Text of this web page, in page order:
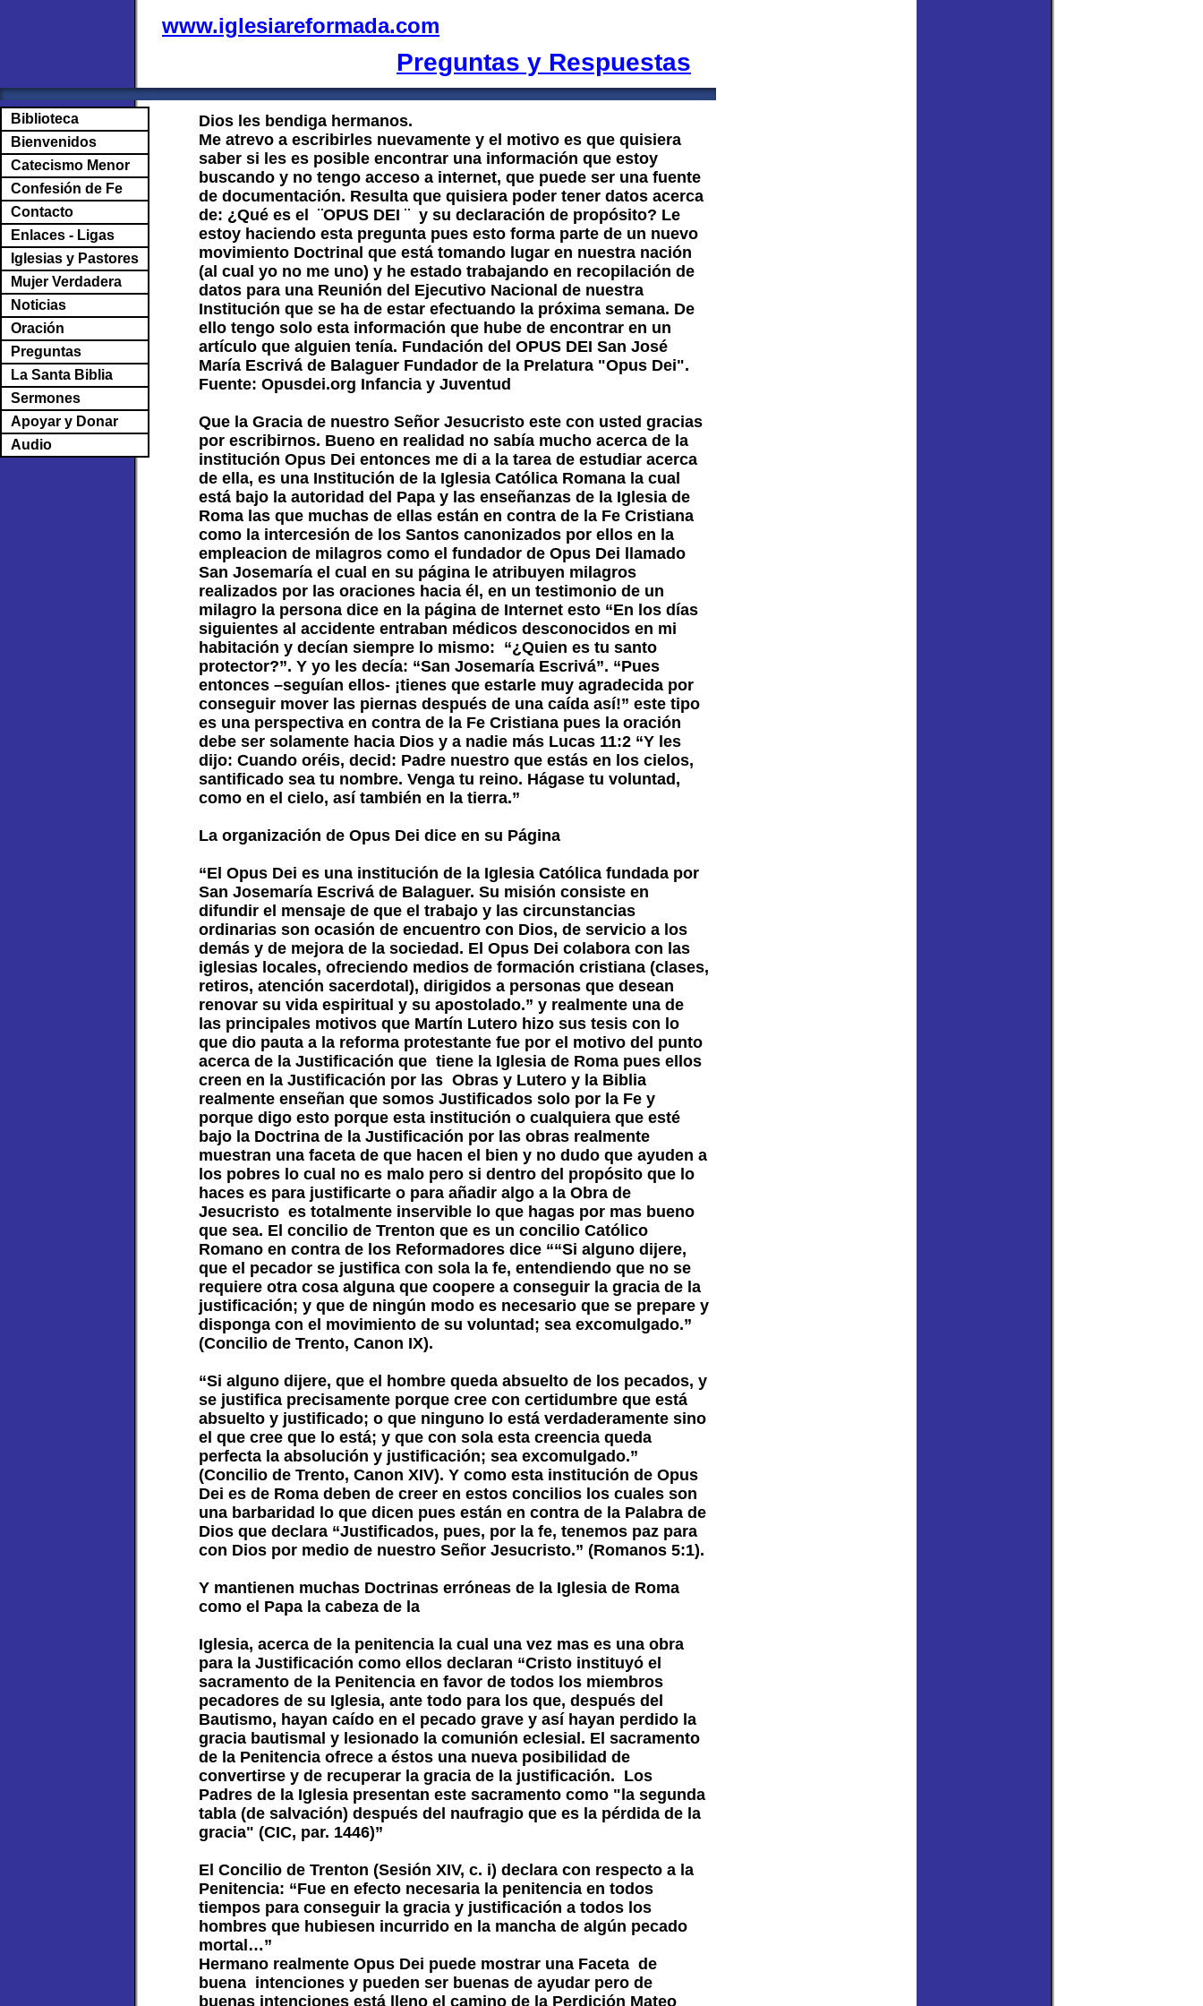
Dios les bendiga hermanos.
Me atrevo a escribirles nuevamente y el motivo es que quisiera
saber si les es posible encontrar una información que estoy
buscando y no tengo acceso a internet, que puede ser una fuente
de documentación. Resulta que quisiera poder tener datos acerca
de: ¿Qué es el ¨OPUS DEI ¨ y su declaración de propósito? Le
estoy haciendo esta pregunta pues esto forma parte de un nuevo
movimiento Doctrinal que está tomando lugar en nuestra nación
(al cual yo no me uno) y he estado trabajando en recopilación de
datos para una Reunión del Ejecutivo Nacional de nuestra
Institución que se ha de estar efectuando la próxima semana. De
ello tengo solo esta información que hube de encontrar en un
artículo que alguien tenía. Fundación del OPUS DEI San José
María Escrivá de Balaguer Fundador de la Prelatura "Opus Dei".
Fuente: Opusdei.org Infancia y Juventud
Que la Gracia de nuestro Señor Jesucristo este con usted gracias
por escribirnos. Bueno en realidad no sabía mucho acerca de la
institución Opus Dei entonces me di a la tarea de estudiar acerca
de ella, es una Institución de la Iglesia Católica Romana la cual
está bajo la autoridad del Papa y las enseñanzas de la Iglesia de
Roma las que muchas de ellas están en contra de la Fe Cristiana
como la intercesión de los Santos canonizados por ellos en la
empleacion de milagros como el fundador de Opus Dei llamado
San Josemaría el cual en su página le atribuyen milagros
realizados por las oraciones hacia él, en un testimonio de un
milagro la persona dice en la página de Internet esto “En los días
siguientes al accidente entraban médicos desconocidos en mi
habitación y decían siempre lo mismo: “¿Quien es tu santo
protector?”. Y yo les decía: “San Josemaría Escrivá”. “Pues
entonces –seguían ellos- ¡tienes que estarle muy agradecida por
conseguir mover las piernas después de una caída así!” este tipo
es una perspectiva en contra de la Fe Cristiana pues la oración
debe ser solamente hacia Dios y a nadie más Lucas 11:2 “Y les
dijo: Cuando oréis, decid: Padre nuestro que estás en los cielos,
santificado sea tu nombre. Venga tu reino. Hágase tu voluntad,
como en el cielo, así también en la tierra.”
La organización de Opus Dei dice en su Página
“El Opus Dei es una institución de la Iglesia Católica fundada por
San Josemaría Escrivá de Balaguer. Su misión consiste en
difundir el mensaje de que el trabajo y las circunstancias
ordinarias son ocasión de encuentro con Dios, de servicio a los
demás y de mejora de la sociedad. El Opus Dei colabora con las
iglesias locales, ofreciendo medios de formación cristiana (clases,
retiros, atención sacerdotal), dirigidos a personas que desean
renovar su vida espiritual y su apostolado.” y realmente una de
las principales motivos que Martín Lutero hizo sus tesis con lo
que dio pauta a la reforma protestante fue por el motivo del punto
acerca de la Justificación que tiene la Iglesia de Roma pues ellos
creen en la Justificación por las Obras y Lutero y la Biblia
realmente enseñan que somos Justificados solo por la Fe y
porque digo esto porque esta institución o cualquiera que esté
bajo la Doctrina de la Justificación por las obras realmente
muestran una faceta de que hacen el bien y no dudo que ayuden a
los pobres lo cual no es malo pero si dentro del propósito que lo
haces es para justificarte o para añadir algo a la Obra de
Jesucristo es totalmente inservible lo que hagas por mas bueno
que sea. El concilio de Trenton que es un concilio Católico
Romano en contra de los Reformadores dice ““Si alguno dijere,
que el pecador se justifica con sola la fe, entendiendo que no se
requiere otra cosa alguna que coopere a conseguir la gracia de la
justificación; y que de ningún modo es necesario que se prepare y
disponga con el movimiento de su voluntad; sea excomulgado.”
(Concilio de Trento, Canon IX).
“Si alguno dijere, que el hombre queda absuelto de los pecados, y
se justifica precisamente porque cree con certidumbre que está
absuelto y justificado; o que ninguno lo está verdaderamente sino
el que cree que lo está; y que con sola esta creencia queda
perfecta la absolución y justificación; sea excomulgado.”
(Concilio de Trento, Canon XIV). Y como esta institución de Opus
Dei es de Roma deben de creer en estos concilios los cuales son
una barbaridad lo que dicen pues están en contra de la Palabra de
Dios que declara “Justificados, pues, por la fe, tenemos paz para
con Dios por medio de nuestro Señor Jesucristo.” (Romanos 5:1).
Y mantienen muchas Doctrinas erróneas de la Iglesia de Roma
como el Papa la cabeza de la
Iglesia, acerca de la penitencia la cual una vez mas es una obra
para la Justificación como ellos declaran “Cristo instituyó el
sacramento de la Penitencia en favor de todos los miembros
pecadores de su Iglesia, ante todo para los que, después del
Bautismo, hayan caído en el pecado grave y así hayan perdido la
gracia bautismal y lesionado la comunión eclesial. El sacramento
de la Penitencia ofrece a éstos una nueva posibilidad de
convertirse y de recuperar la gracia de la justificación. Los
Padres de la Iglesia presentan este sacramento como "la segunda
tabla (de salvación) después del naufragio que es la pérdida de la
gracia" (CIC, par. 1446)”
El Concilio de Trenton (Sesión XIV, c. i) declara con respecto a la
Penitencia: “Fue en efecto necesaria la penitencia en todos
tiempos para conseguir la gracia y justificación a todos los
hombres que hubiesen incurrido en la mancha de algún pecado
mortal…”
Hermano realmente Opus Dei puede mostrar una Faceta de
buena intenciones y pueden ser buenas de ayudar pero de
buenas intenciones está lleno el camino de la Perdición Mateo
Biblioteca
Bienvenidos
Catecismo Menor
Confesión de Fe
Contacto
Enlaces - Ligas
Iglesias y Pastores
Mujer Verdadera
Noticias
Oración
Preguntas
La Santa Biblia
Sermones
Apoyar y Donar
Audio
www.iglesiareformada.com
Preguntas y Respuestas